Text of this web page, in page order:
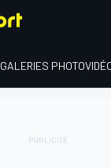
GALERIES PHOTO